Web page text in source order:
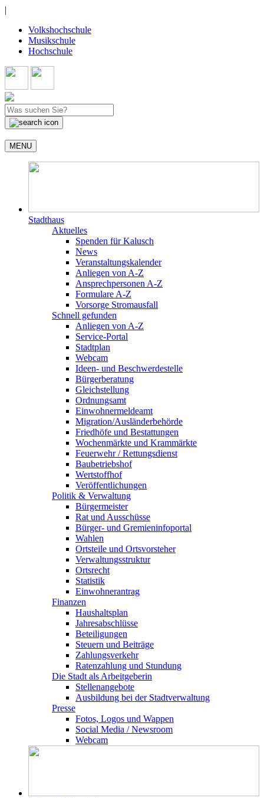
|
Volkshochschule
Musikschule
Hochschule
MENU
Stadthaus
Aktuelles
Spenden für Kalusch
News
Veranstaltungskalender
Anliegen von A-Z
Ansprechpersonen A-Z
Formulare A-Z
Vorsorge Stromausfall
Schnell gefunden
Anliegen von A-Z
Service-Portal
Stadtplan
Webcam
Ideen- und Beschwerdestelle
Bürgerberatung
Gleichstellung
Ordnungsamt
Einwohnermeldeamt
Migration/Ausländerbehörde
Friedhöfe und Bestattungen
Wochenmärkte und Krammärkte
Feuerwehr / Rettungsdienst
Baubetriebshof
Wertstoffhof
Veröffentlichungen
Politik & Verwaltung
Bürgermeister
Rat und Ausschüsse
Bürger- und Gremieninfoportal
Wahlen
Ortsteile und Ortsvorsteher
Verwaltungsstruktur
Ortsrecht
Statistik
Einwohnerantrag
Finanzen
Haushaltsplan
Jahresabschlüsse
Beteiligungen
Steuern und Beiträge
Zahlungsverkehr
Ratenzahlung und Stundung
Die Stadt als Arbeitgeberin
Stellenangebote
Ausbildung bei der Stadtverwaltung
Presse
Fotos, Logos und Wappen
Social Media / Newsroom
Webcam